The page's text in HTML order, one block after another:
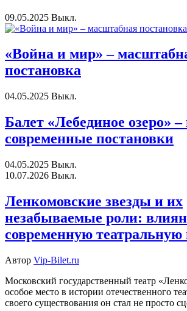
09.05.2025 Выкл.
«Война и мир» –
постановка
04.05.2025 Выкл.
Балет «Лебединое озеро»
современные постановки
04.05.2025 Выкл.
10.07.2026 Выкл.
Ленкомовские звезды и их
незабываемые роли:
современную театральную
Автор Vip-Bilet.ru
Московский государственный театр
особое место в истории отечественного
своего существования он стал не просто